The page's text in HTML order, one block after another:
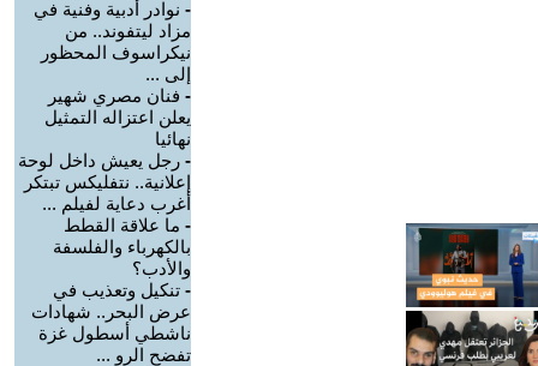
- نوادر أدبية وفنية في
مزاد ليتفوند.. من
نيكراسوف المحظور
إلى ...
- فنان مصري شهير
يعلن اعتزاله التمثيل
نهائيا
- رجل يعيش داخل لوحة
إعلانية.. نتفليكس تبتكر
أغرب دعاية لفيلم ...
- ما علاقة القطط
بالكهرباء والفلسفة
والأدب؟
- تنكيل وتعذيب في
عرض البحر.. شهادات
ناشطي أسطول غزة
تفضح الرو ...